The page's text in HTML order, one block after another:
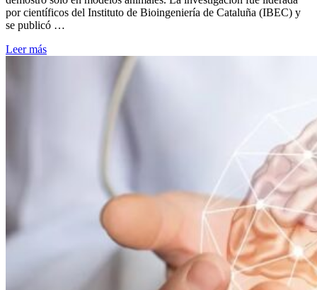
por científicos del Instituto de Bioingeniería de Cataluña (IBEC) y
se publicó …
Leer más